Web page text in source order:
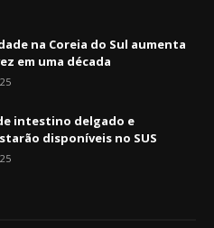
na Coreia do Sul aumenta
em uma década
intestino delgado e
disponíveis no SUS